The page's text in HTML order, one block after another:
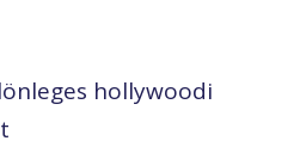
hollywoodi